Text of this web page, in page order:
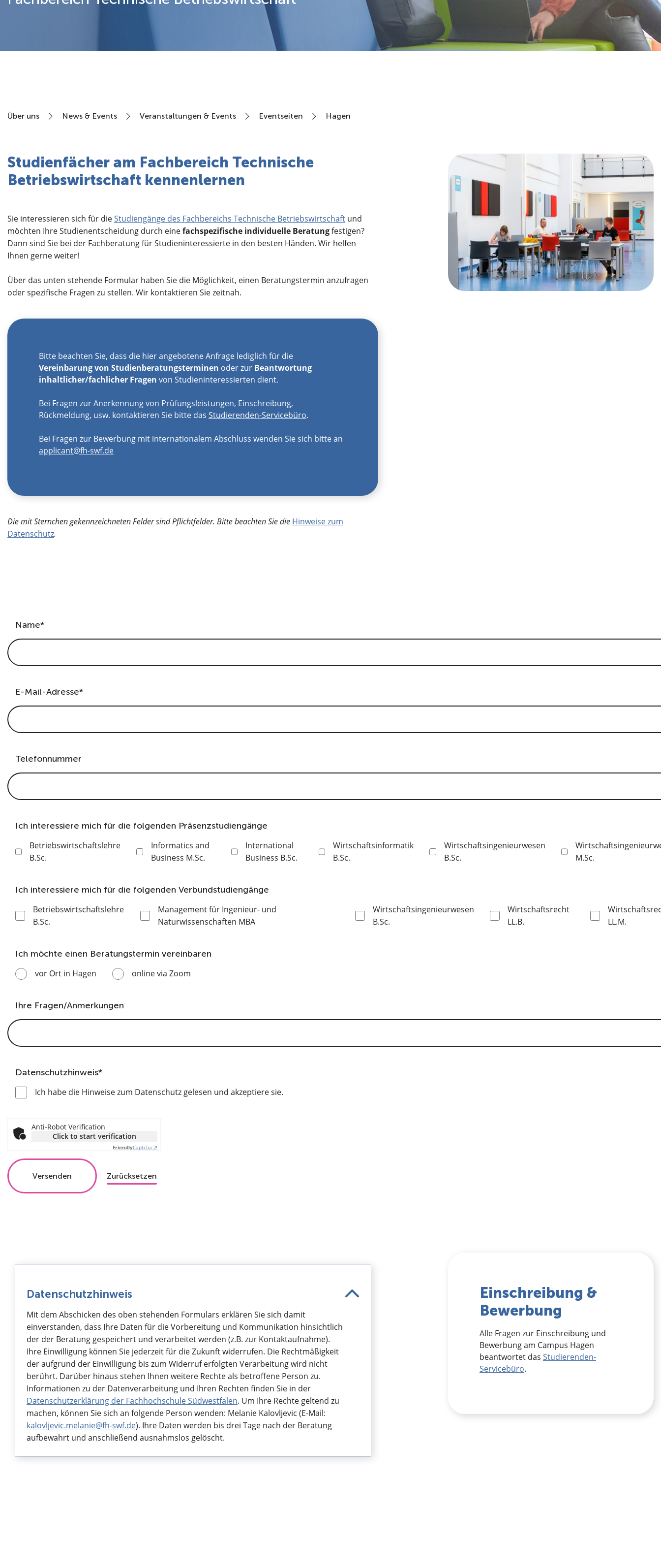
Über uns News & Events Veranstaltungen & Events Eventseiten Hagen
Studienfächer am Fachbereich Technische
Betriebswirtschaft kennenlernen
Sie interessieren sich für dieStudiengänge des Fachbereichs Technische Betriebswirtschaft und
möchten Ihre Studienentscheidung durch einefachspezifische individuelle Beratungfestigen?
Dann sind Sie bei der Fachberatung für Studieninteressierte in den besten Händen. Wir helfen
Ihnen gerne weiter!
Über das unten stehende Formular haben Sie die Möglichkeit, einen Beratungstermin anzufragen
oder spezifische Fragen zu stellen. Wir kontaktieren Sie zeitnah.
Bitte beachten Sie, dass die hier angebotene Anfrage lediglich für die
Vereinbarung von Studienberatungsterminen oder zur Beantwortung
inhaltlicher/fachlicher Fragen von Studieninteressierten dient.
Bei Fragen zur Anerkennung von Prüfungsleistungen, Einschreibung,
Rückmeldung, usw. kontaktieren Sie bitte das Studierenden-Servicebüro.
Bei Fragen zur Bewerbung mit internationalem Abschluss wenden Sie sich bitte an
applicant@fh-swf.de
Die mit Sternchen gekennzeichneten Felder sind Pflichtfelder. Bitte beachten Sie die Hinweise zum
Datenschutz.
Name*
E-Mail-Adresse*
Telefonnummer
Ich interessiere mich für die folgenden Präsenzstudiengänge
Betriebswirtschaftslehre
B.Sc.
Informatics and
Business M.Sc.
International
Business B.Sc.
Wirtschaftsinformatik
B.Sc.
Wirtschaftsingenieurwesen
B.Sc.
M.Sc.
Ich interessiere mich für die folgenden Verbundstudiengänge
Betriebswirtschaftslehre
B.Sc.
Management für Ingenieur- und
Naturwissenschaften MBA
Wirtschaftsingenieurwesen
B.Sc.
Wirtschaftsrecht
LL.B.
LL.M.
Ich möchte einen Beratungstermin vereinbaren
vor Ort in Hagen
online via Zoom
Ihre Fragen/Anmerkungen
Datenschutzhinweis*
Ich habe die Hinweise zum Datenschutz gelesen und akzeptiere sie.
Anti-Robot Verification
Click to start verification
FriendlyCaptcha ⇗
Datenschutzhinweis
Mit dem Abschicken des oben stehenden Formulars erklären Sie sich damit
einverstanden, dass Ihre Daten für die Vorbereitung und Kommunikation hinsichtlich
der der Beratung gespeichert und verarbeitet werden (z.B. zur Kontaktaufnahme).
Ihre Einwilligung können Sie jederzeit für die Zukunft widerrufen. Die Rechtmäßigkeit
der aufgrund der Einwilligung bis zum Widerruf erfolgten Verarbeitung wird nicht
berührt. Darüber hinaus stehen Ihnen weitere Rechte als betroffene Person zu.
Informationen zu der Datenverarbeitung und Ihren Rechten finden Sie in der
Datenschutzerklärung der Fachhochschule Südwestfalen. Um Ihre Rechte geltend zu
machen, können Sie sich an folgende Person wenden: Melanie Kalovljevic (E-Mail:
kalovljevic.melanie@fh-swf.de). Ihre Daten werden bis drei Tage nach der Beratung
aufbewahrt und anschließend ausnahmslos gelöscht.
Einschreibung &
Bewerbung
Alle Fragen zur Einschreibung und
Bewerbung am Campus Hagen
beantwortet das Studierenden-
Servicebüro.